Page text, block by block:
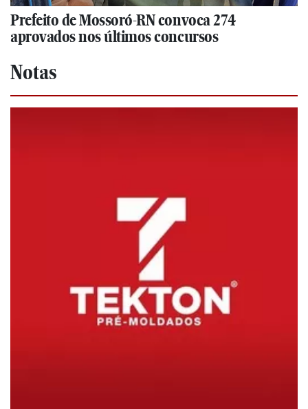
Prefeito de Mossoró-RN convoca 274
aprovados nos últimos concursos
Notas